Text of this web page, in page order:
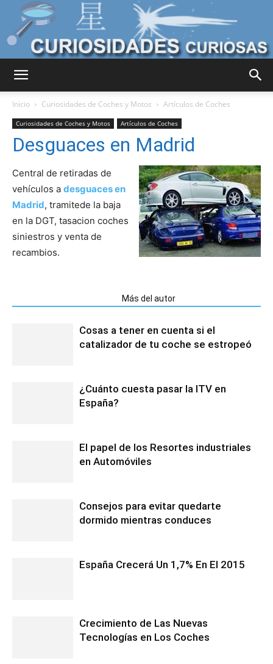
Curiosas
del
Mundo
Inicio Curiosidades de Coches y Motos Artículos de Coches
Curiosidades de Coches y Motos Artículos de Coches
Desguaces en Madrid
Central de retiradas de
vehículos a desguaces en
Madrid, tramitede la baja
en la DGT, tasacion coches
siniestros y venta de
recambios.
Más del autor
Cosas a tener en cuenta si el
catalizador de tu coche se estropeó
¿Cuánto cuesta pasar la ITV en
España?
El papel de los Resortes industriales
en Automóviles
Consejos para evitar quedarte
dormido mientras conduces
España Crecerá Un 1,7% En El 2015
Crecimiento de Las Nuevas
Tecnologías en Los Coches